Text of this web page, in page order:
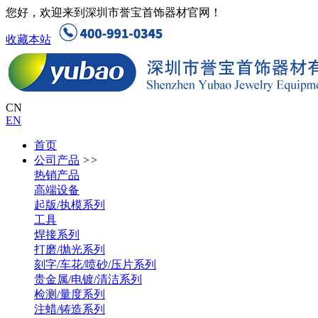
您好，欢迎来到深圳市誉宝首饰器材官网！
收藏本站
CN
EN
首页
公司产品 >>
热销产品
高端设备
起版/执模系列
工具
焊接系列
打磨/抛光系列
刻字/车花/喷砂/压片系列
贵金属/电镀/清洁系列
检测/量度系列
注蜡/铸造系列